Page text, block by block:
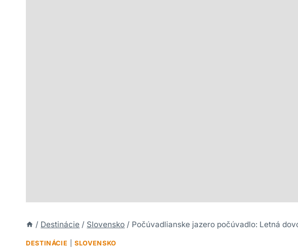
/ Destinácie / Slovensko / Počúvadlianske jazero počúvadlo: Letná
DESTINÁCIE |SLOVENSKO